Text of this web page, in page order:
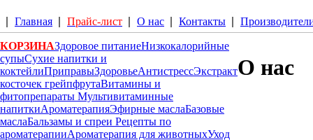
Главная Прайс-лист О нас Контакты
КОРЗИНАЗдоровое питаниеНизкокалорийные
супыСухие напитки и
коктейлиПриправыЗдоровьеАнтистрессЭкстракт
косточек грейпфрутаВитамины и
фитопрепараты Мультивитаминные
напиткиАроматерапияЭфирные маслаБазовые
маслаБальзамы и спреи Рецепты по
ароматерапииАроматерапия для животныхУход
О нас